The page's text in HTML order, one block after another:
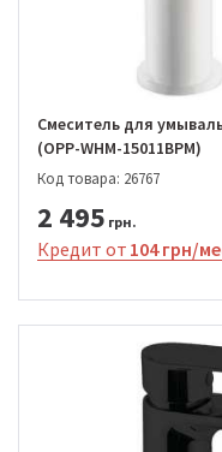
Смеситель для
(OPP-WHM-15011BPM)
Код товара: 26767
2 495 грн.
Кредит от 104 грн/